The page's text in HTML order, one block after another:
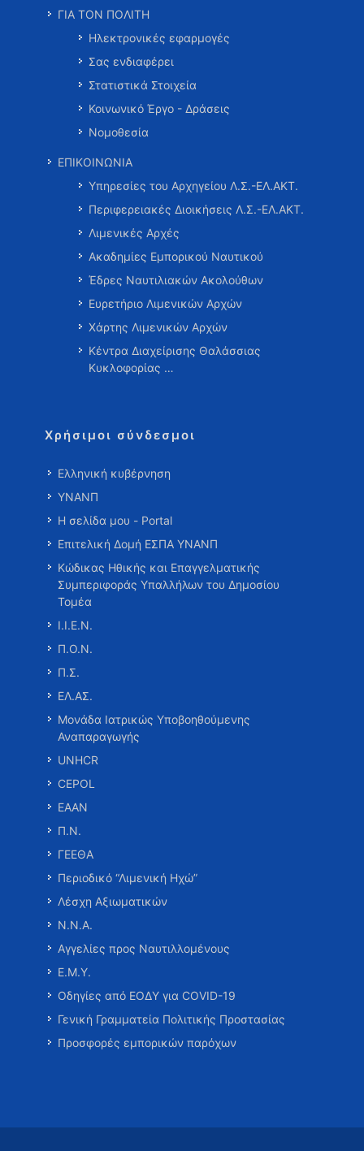
ΓΙΑ ΤΟΝ ΠΟΛΙΤΗ
Ηλεκτρονικές εφαρμογές
Σας ενδιαφέρει
Στατιστικά Στοιχεία
Κοινωνικό Έργο - Δράσεις
Νομοθεσία
ΕΠΙΚΟΙΝΩΝΙΑ
Υπηρεσίες του Αρχηγείου Λ.Σ.-ΕΛ.ΑΚΤ.
Περιφερειακές Διοικήσεις Λ.Σ.-ΕΛ.ΑΚΤ.
Λιμενικές Αρχές
Ακαδημίες Εμπορικού Ναυτικού
Έδρες Ναυτιλιακών Ακολούθων
Ευρετήριο Λιμενικών Αρχών
Χάρτης Λιμενικών Αρχών
Κέντρα Διαχείρισης Θαλάσσιας
Κυκλοφορίας …
Χρήσιμοι σύνδεσμοι
Ελληνική κυβέρνηση
ΥΝΑΝΠ
Η σελίδα μου - Portal
Επιτελική Δομή ΕΣΠΑ ΥΝΑΝΠ
Κώδικας Ηθικής και Επαγγελματικής
Συμπεριφοράς Υπαλλήλων του Δημοσίου
Τομέα
Ι.Ι.Ε.Ν.
Π.Ο.Ν.
Π.Σ.
ΕΛ.ΑΣ.
Μονάδα Ιατρικώς Υποβοηθούμενης
Αναπαραγωγής
UNHCR
CEPOL
ΕΑΑΝ
Π.Ν.
ΓΕΕΘΑ
Περιοδικό “Λιμενική Ηχώ”
Λέσχη Αξιωματικών
Ν.Ν.Α.
Αγγελίες προς Ναυτιλλομένους
Ε.Μ.Υ.
Οδηγίες από ΕΟΔΥ για COVID-19
Γενική Γραμματεία Πολιτικής Προστασίας
Προσφορές εμπορικών παρόχων